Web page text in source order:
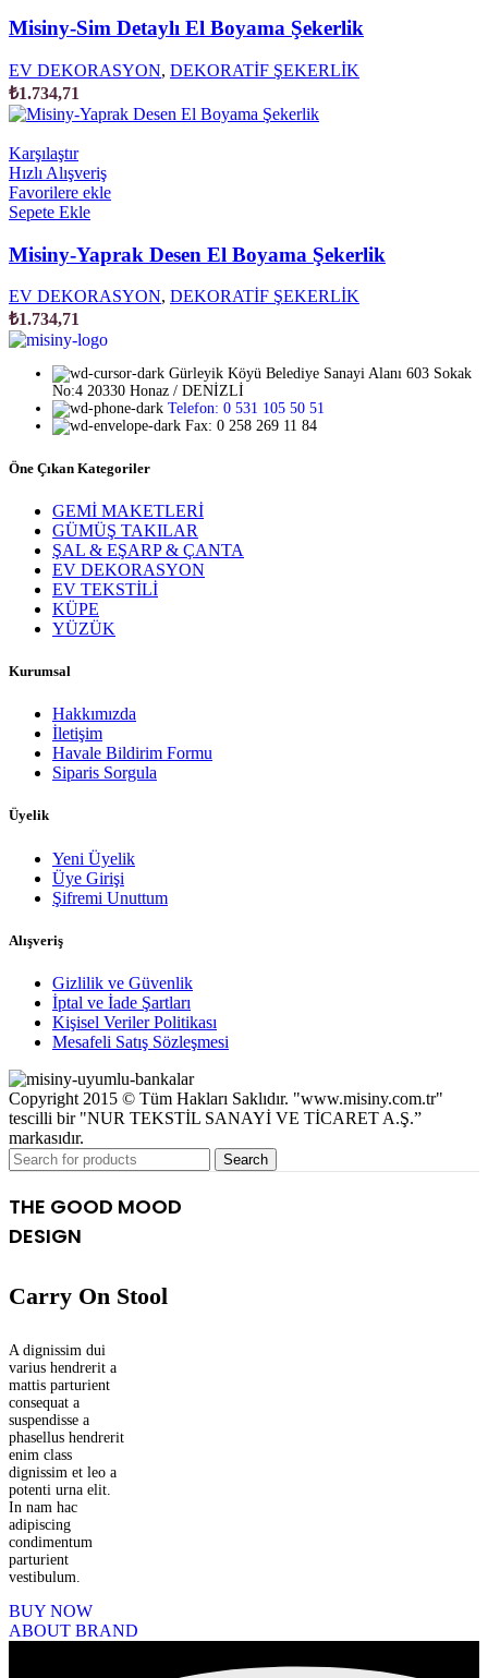
Misiny-Sim Detaylı El Boyama Şekerlik
EV DEKORASYON, DEKORATİF ŞEKERLİK
₺1.734,71
Karşılaştır
Hızlı Alışveriş
Favorilere ekle
Sepete Ekle
Misiny-Yaprak Desen El Boyama Şekerlik
EV DEKORASYON, DEKORATİF ŞEKERLİK
₺1.734,71
Gürleyik Köyü Belediye Sanayi Alanı 603 Sokak
No:4 20330 Honaz / DENİZLİ
Telefon: 0 531 105 50 51
Fax: 0 258 269 11 84
Öne Çıkan Kategoriler
GEMİ MAKETLERİ
GÜMÜŞ TAKILAR
ŞAL & EŞARP & ÇANTA
EV DEKORASYON
EV TEKSTİLİ
KÜPE
YÜZÜK
Kurumsal
Hakkımızda
İletişim
Havale Bildirim Formu
Siparis Sorgula
Üyelik
Yeni Üyelik
Üye Girişi
Şifremi Unuttum
Alışveriş
Gizlilik ve Güvenlik
İptal ve İade Şartları
Kişisel Veriler Politikası
Mesafeli Satış Sözleşmesi
Copyright 2015 © Tüm Hakları Saklıdır. "www.misiny.com.tr"
tescilli bir "NUR TEKSTİL SANAYİ VE TİCARET A.Ş.”
markasıdır.
Search
THE GOOD MOOD
DESIGN
Carry On Stool
A dignissim dui
varius hendrerit a
mattis parturient
consequat a
suspendisse a
phasellus hendrerit
enim class
dignissim et leo a
potenti urna elit.
In nam hac
adipiscing
condimentum
parturient
vestibulum.
BUY NOW
ABOUT BRAND